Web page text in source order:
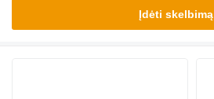
Įdėti skelbimą